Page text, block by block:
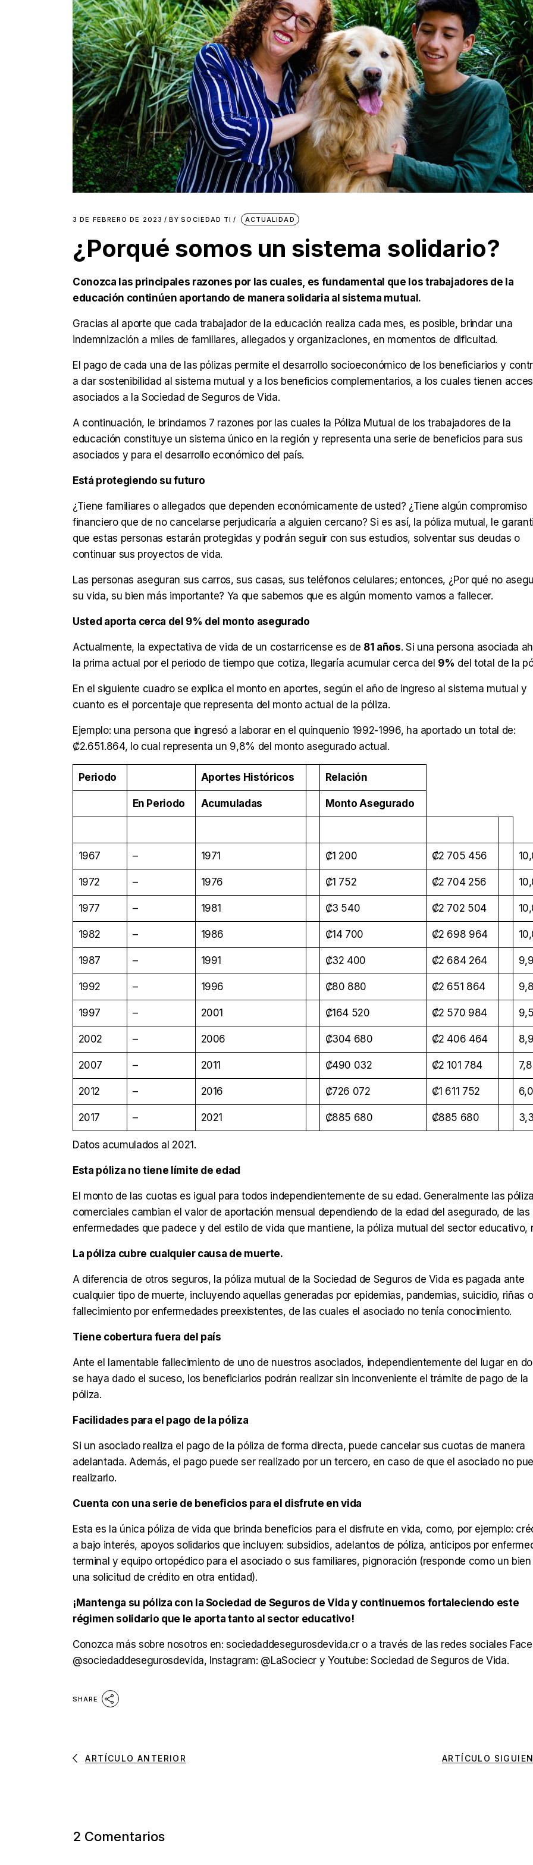
3 DE FEBRERO DE 2023 BY SOCIEDAD TI ACTUALIDAD
¿Porqué somos un sistema solidario?
Conozca las principales razones por las cuales, es fundamental que los trabajadores de la
educación continúen aportando de manera solidaria al sistema mutual.
Gracias al aporte que cada trabajador de la educación realiza cada mes, es posible, brindar una
indemnización a miles de familiares, allegados y organizaciones, en momentos de dificultad.
El pago de cada una de las pólizas permite el desarrollo socioeconómico de los beneficiarios y
a dar sostenibilidad al sistema mutual y a los beneficios complementarios, a los cuales tienen
asociados a la Sociedad de Seguros de Vida.
A continuación, le brindamos 7 razones por las cuales la Póliza Mutual de los trabajadores de la
educación constituye un sistema único en la región y representa una serie de beneficios para sus
asociados y para el desarrollo económico del país.
Está protegiendo su futuro
¿Tiene familiares o allegados que dependen económicamente de usted? ¿Tiene algún compromiso
financiero que de no cancelarse perjudicaría a alguien cercano? Si es así, la póliza mutual, le
que estas personas estarán protegidas y podrán seguir con sus estudios, solventar sus deudas o
continuar sus proyectos de vida.
Las personas aseguran sus carros, sus casas, sus teléfonos celulares; entonces, ¿Por qué no
su vida, su bien más importante? Ya que sabemos que es algún momento vamos a fallecer.
Usted aporta cerca del 9% del monto asegurado
Actualmente, la expectativa de vida de un costarricense es de 81 años. Si una persona asociada
la prima actual por el periodo de tiempo que cotiza, llegaría acumular cerca del 9% del total de la
En el siguiente cuadro se explica el monto en aportes, según el año de ingreso al sistema mutual y
cuanto es el porcentaje que representa del monto actual de la póliza.
Ejemplo: una persona que ingresó a laborar en el quinquenio 1992-1996, ha aportado un total de:
₡2.651.864, lo cual representa un 9,8% del monto asegurado actual.
Periodo Aportes Históricos Relación
En Periodo Acumuladas Monto Asegurado
1967 – 1971 ₡1 200 ₡2 705 456
1972 – 1976 ₡1 752 ₡2 704 256
1977 – 1981 ₡3 540 ₡2 702 504
1982 – 1986 ₡14 700 ₡2 698 964
1987 – 1991 ₡32 400 ₡2 684 264
1992 – 1996 ₡80 880 ₡2 651 864
1997 – 2001 ₡164 520 ₡2 570 984
2002 – 2006 ₡304 680 ₡2 406 464
2007 – 2011 ₡490 032 ₡2 101 784
2012 – 2016 ₡726 072 ₡1 611 752
2017 – 2021 ₡885 680 ₡885 680
Datos acumulados al 2021.
Esta póliza no tiene límite de edad
El monto de las cuotas es igual para todos independientemente de su edad. Generalmente las
comerciales cambian el valor de aportación mensual dependiendo de la edad del asegurado, de las
enfermedades que padece y del estilo de vida que mantiene, la póliza mutual del sector educativo,
La póliza cubre cualquier causa de muerte.
A diferencia de otros seguros, la póliza mutual de la Sociedad de Seguros de Vida es pagada ante
cualquier tipo de muerte, incluyendo aquellas generadas por epidemias, pandemias, suicidio, riñas o
fallecimiento por enfermedades preexistentes, de las cuales el asociado no tenía conocimiento.
Tiene cobertura fuera del país
Ante el lamentable fallecimiento de uno de nuestros asociados, independientemente del lugar en
se haya dado el suceso, los beneficiarios podrán realizar sin inconveniente el trámite de pago de la
póliza.
Facilidades para el pago de la póliza
Si un asociado realiza el pago de la póliza de forma directa, puede cancelar sus cuotas de manera
adelantada. Además, el pago puede ser realizado por un tercero, en caso de que el asociado no
realizarlo.
Cuenta con una serie de beneficios para el disfrute en vida
Esta es la única póliza de vida que brinda beneficios para el disfrute en vida, como, por ejemplo:
a bajo interés, apoyos solidarios que incluyen: subsidios, adelantos de póliza, anticipos por
terminal y equipo ortopédico para el asociado o sus familiares, pignoración (responde como un
una solicitud de crédito en otra entidad).
¡Mantenga su póliza con la Sociedad de Seguros de Vida y continuemos fortaleciendo este
régimen solidario que le aporta tanto al sector educativo!
Conozca más sobre nosotros en: sociedaddesegurosdevida.cr o a través de las redes sociales
@sociedaddesegurosdevida, Instagram: @LaSociecr y Youtube: Sociedad de Seguros de Vida.
SHARE
ARTÍCULO ANTERIOR ARTÍCULO
2 Comentarios